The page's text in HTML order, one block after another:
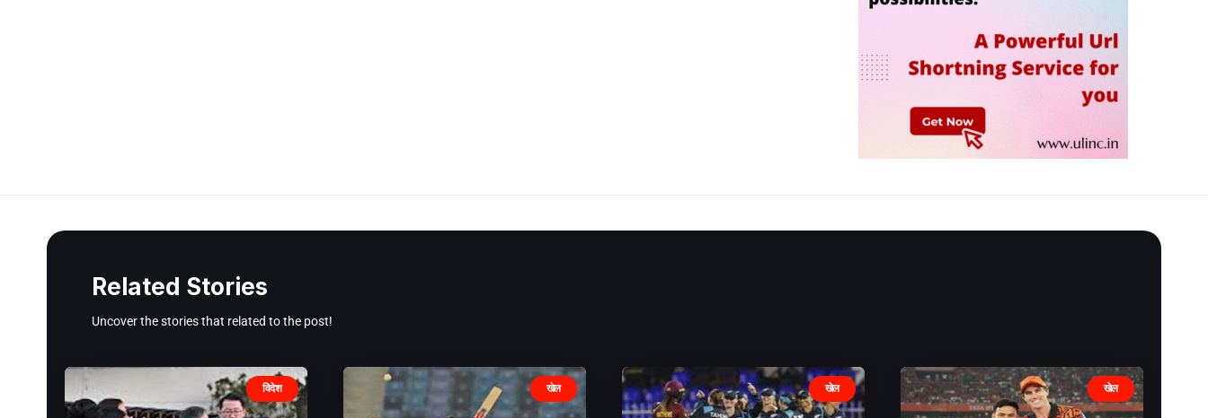
Related Stories
Uncover the stories that related to the post!
विदेश खेल खेल खेल